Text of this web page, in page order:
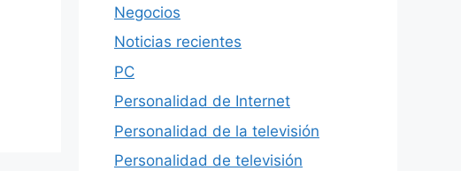
Negocios
Noticias recientes
PC
Personalidad de Internet
Personalidad de la televisión
Personalidad de televisión